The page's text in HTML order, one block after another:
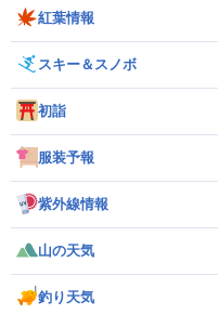
紅葉情報
スキー＆スノボ
初詣
服装予報
紫外線情報
山の天気
釣り天気